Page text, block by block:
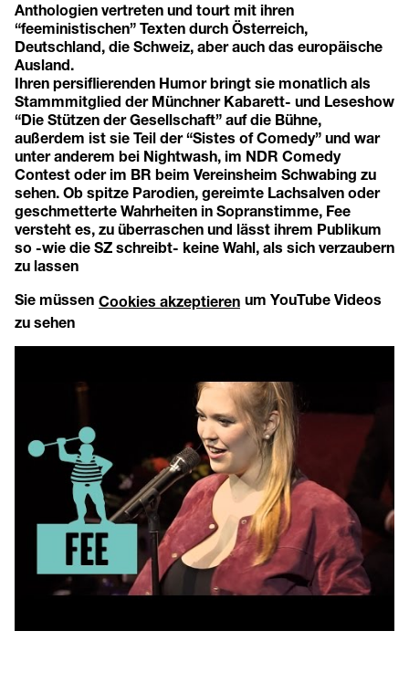
Anthologien vertreten und tourt mit ihren
“feeministischen” Texten durch Österreich,
Deutschland, die Schweiz, aber auch das europäische
Ausland.
Ihren persiflierenden Humor bringt sie monatlich als
Stammmitglied der Münchner Kabarett- und Leseshow
“Die Stützen der Gesellschaft” auf die Bühne,
außerdem ist sie Teil der “Sistes of Comedy” und war
unter anderem bei Nightwash, im NDR Comedy
Contest oder im BR beim Vereinsheim Schwabing zu
sehen. Ob spitze Parodien, gereimte Lachsalven oder
geschmetterte Wahrheiten in Sopranstimme, Fee
versteht es, zu überraschen und lässt ihrem Publikum
so -wie die SZ schreibt- keine Wahl, als sich verzaubern
zu lassen
Sie müssen Cookies akzeptieren um YouTube Videos
zu sehen